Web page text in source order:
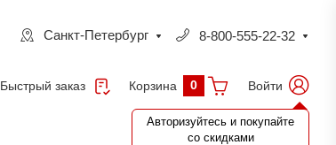
Санкт-Петербург 8-800-555-22-32
Быстрый заказ Корзина 0 Войти
Авторизуйтесь и покупайте
со скидками